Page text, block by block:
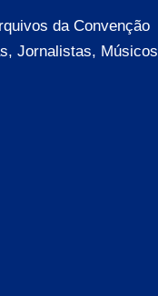
da Convenção
Jornalistas, Músicos